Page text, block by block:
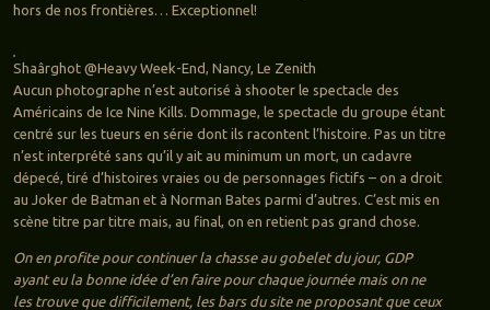
hors de nos frontières… Exceptionnel!
Shaârghot @Heavy Week-End, Nancy, Le Zenith
Aucun photographe n’est autorisé à shooter le spectacle des
Américains de Ice Nine Kills. Dommage, le spectacle du groupe étant
centré sur les tueurs en série dont ils racontent l’histoire. Pas un titre
n’est interprété sans qu’il y ait au minimum un mort, un cadavre
dépecé, tiré d’histoires vraies ou de personnages fictifs – on a droit
au Joker de Batman et à Norman Bates parmi d’autres. C’est mis en
scène titre par titre mais, au final, on en retient pas grand chose.
On en profite pour continuer la chasse au gobelet du jour, GDP
ayant eu la bonne idée d’en faire pour chaque journée mais on ne
les trouve que difficilement, les bars du site ne proposant que ceux